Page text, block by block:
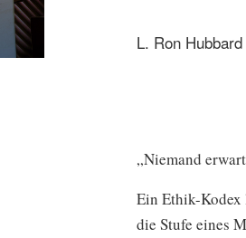
L. Ron
„Niemand
Ein Ethik-Kodex
die Stufe eines